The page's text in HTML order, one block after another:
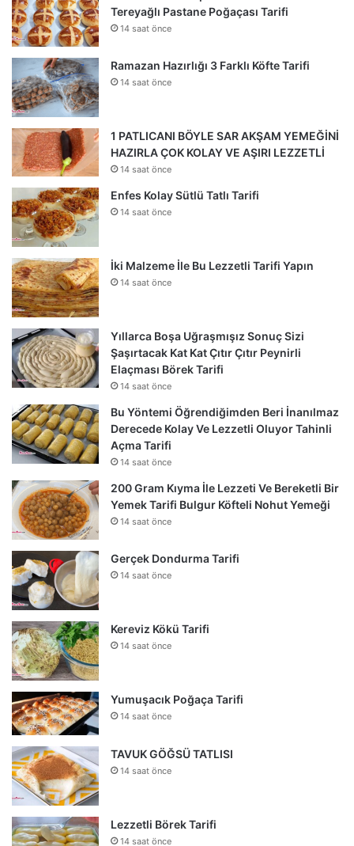
Tereyağlı Pastane Poğaçası Tarifi
14 saat önce
Ramazan Hazırlığı 3 Farklı Köfte Tarifi
14 saat önce
1 PATLICANI BÖYLE SAR AKŞAM YEMEĞİNİ
HAZIRLA ÇOK KOLAY VE AŞIRI LEZZETLİ
14 saat önce
Enfes Kolay Sütlü Tatlı Tarifi
14 saat önce
İki Malzeme İle Bu Lezzetli Tarifi Yapın
14 saat önce
Yıllarca Boşa Uğraşmışız Sonuç Sizi
Şaşırtacak Kat Kat Çıtır Çıtır Peynirli
Elaçması Börek Tarifi
14 saat önce
Bu Yöntemi Öğrendiğimden Beri İnanılmaz
Derecede Kolay Ve Lezzetli Oluyor Tahinli
Açma Tarifi
14 saat önce
200 Gram Kıyma İle Lezzeti Ve Bereketli Bir
Yemek Tarifi Bulgur Köfteli Nohut Yemeği
14 saat önce
Gerçek Dondurma Tarifi
14 saat önce
Kereviz Kökü Tarifi
14 saat önce
Yumuşacık Poğaça Tarifi
14 saat önce
TAVUK GÖĞSÜ TATLISI
14 saat önce
Lezzetli Börek Tarifi
14 saat önce